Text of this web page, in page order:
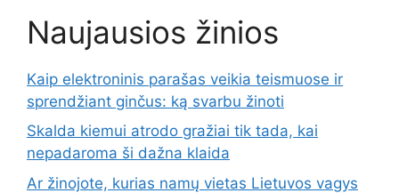
Naujausios žinios
Kaip elektroninis parašas veikia teismuose ir
sprendžiant ginčus: ką svarbu žinoti
Skalda kiemui atrodo gražiai tik tada, kai
nepadaroma ši dažna klaida
Ar žinojote, kurias namų vietas Lietuvos vagys